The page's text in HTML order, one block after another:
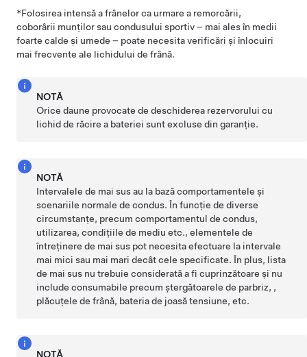
*Folosirea intensă a frânelor ca urmare a remorcării,
coborârii munților sau condusului sportiv – mai ales în medii
foarte calde și umede – poate necesita verificări și înlocuiri
mai frecvente ale lichidului de frână.
NOTĂ
Orice daune provocate de deschiderea rezervorului cu
lichid de răcire a bateriei sunt excluse din garanție.
NOTĂ
Intervalele de mai sus au la bază comportamentele și
scenariile normale de condus. În funcție de diverse
circumstanțe, precum comportamentul de condus,
utilizarea, condițiile de mediu etc., elementele de
întreținere de mai sus pot necesita efectuare la intervale
mai mici sau mai mari decât cele specificate. În plus, lista
de mai sus nu trebuie considerată a fi cuprinzătoare și nu
include consumabile precumștergătoarele de parbriz, ,
plăcuțele de frână, bateria de joasă tensiune, etc.
NOTĂ